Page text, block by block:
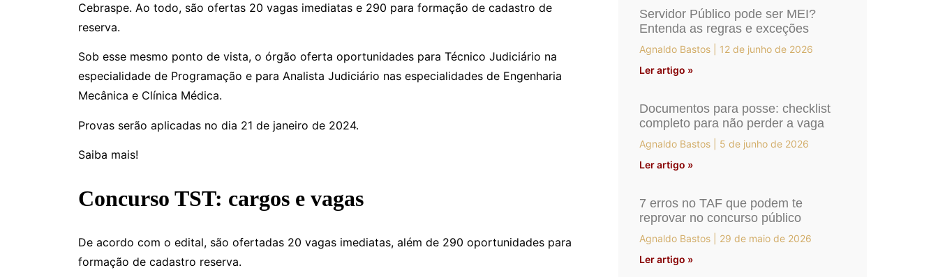
Cebraspe. Ao todo, são ofertas 20 vagas imediatas e 290 para formação de cadastro de
reserva.
Sob esse mesmo ponto de vista, o órgão oferta oportunidades para Técnico Judiciário na
especialidade de Programação e para Analista Judiciário nas especialidades de Engenharia
Mecânica e Clínica Médica.
Provas serão aplicadas no dia 21 de janeiro de 2024.
Saiba mais!
Concurso TST: cargos e vagas
De acordo com o edital, são ofertadas 20 vagas imediatas, além de 290 oportunidades para
formação de cadastro reserva.
Servidor Público pode ser MEI?
Entenda as regras e exceções
Agnaldo Bastos
12 de junho de 2026
Ler artigo »
Documentos para posse: checklist
completo para não perder a vaga
Agnaldo Bastos
5 de junho de 2026
Ler artigo »
7 erros no TAF que podem te
reprovar no concurso público
Agnaldo Bastos
29 de maio de 2026
Ler artigo »